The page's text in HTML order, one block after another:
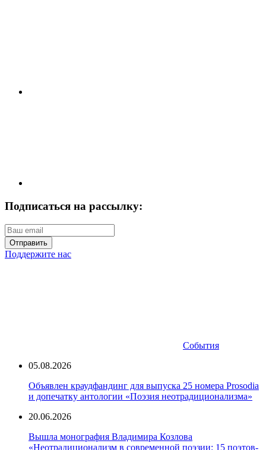
Подписаться на рассылку:
Отправить
Поддержите нас
События
05.08.2026
Объявлен краудфандинг для выпуска 25 номера Prosodia
и допечатку антологии «Поэзия неотрадиционализма»
20.06.2026
Вышла монография Владимира Козлова
«Неотрадиционализм в современной поэзии: 15 поэтов-